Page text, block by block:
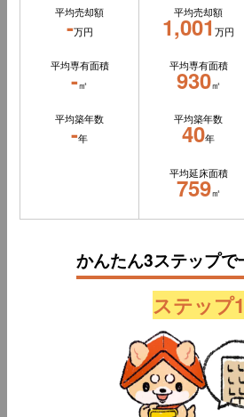
平均売却額
-万円
平均専有面積
-㎡
平均築年数
-年
平均売却額
1,001万円
平均専有面積
930㎡
平均築年数
40年
平均延床面積
759㎡
かんたん3ステップで
ステップ1